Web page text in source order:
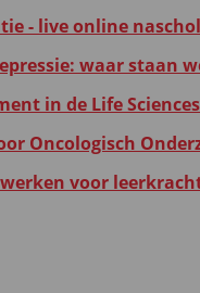
- live online
waar staan
in de Life
Oncologisch
voor